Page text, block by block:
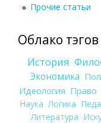
Прочие статьи
Облако тэгов
История
Экономика
Идеология Право
Наука Логика
Литература